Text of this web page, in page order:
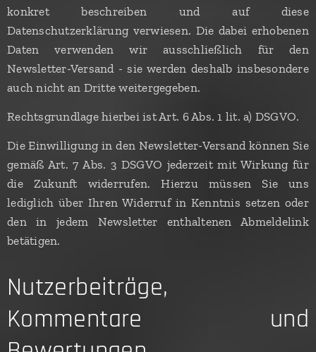
konkret beschreiben und auf diese
Datenschutzerklärung verwiesen. Die dabei erhobenen
Daten verwenden wir ausschließlich für den
Newsletter-Versand - sie werden deshalb insbesondere
auch nicht an Dritte weitergegeben.
Rechtsgrundlage hierbei ist Art. 6 Abs. 1 lit. a) DSGVO.
Die Einwilligung in den Newsletter-Versand können Sie
gemäß Art. 7 Abs. 3 DSGVO jederzeit mit Wirkung für
die Zukunft widerrufen. Hierzu müssen Sie uns
lediglich über Ihren Widerruf in Kenntnis setzen oder
den in jedem Newsletter enthaltenen Abmeldelink
betätigen.
Nutzerbeiträge,
Kommentare und